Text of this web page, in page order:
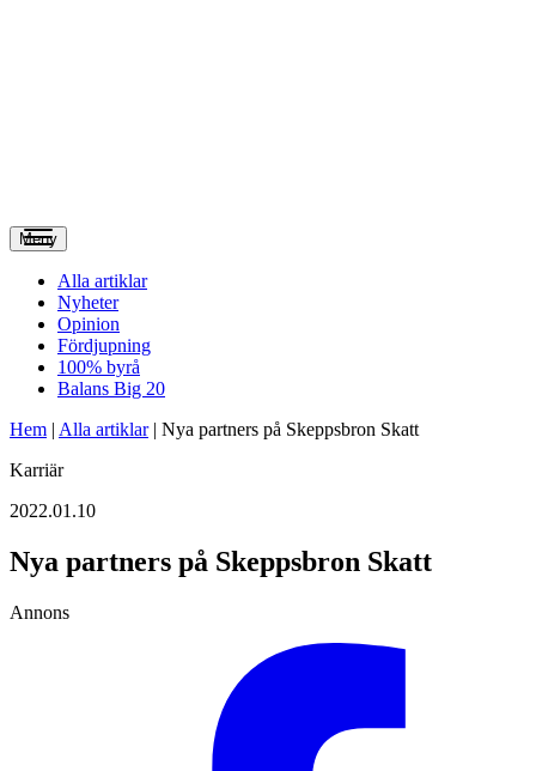
Meny
Alla artiklar
Nyheter
Opinion
Fördjupning
100% byrå
Balans Big 20
Hem | Alla artiklar| Nya partners på Skeppsbron Skatt
Karriär
2022.01.10
Nya partners på Skeppsbron Skatt
Annons